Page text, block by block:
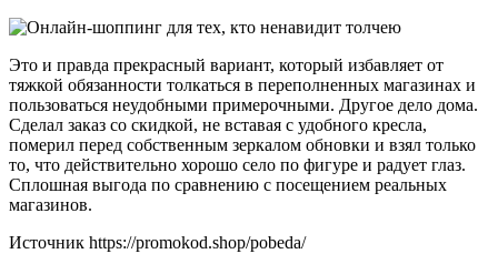
Это и правда прекрасный вариант, который избавляет от
тяжкой обязанности толкаться в переполненных магазинах и
пользоваться неудобными примерочными. Другое дело дома.
Сделал заказ со скидкой, не вставая с удобного кресла,
померил перед собственным зеркалом обновки и взял только
то, что действительно хорошо село по фигуре и радует глаз.
Сплошная выгода по сравнению с посещением реальных
магазинов.
Источник https://promokod.shop/pobeda/